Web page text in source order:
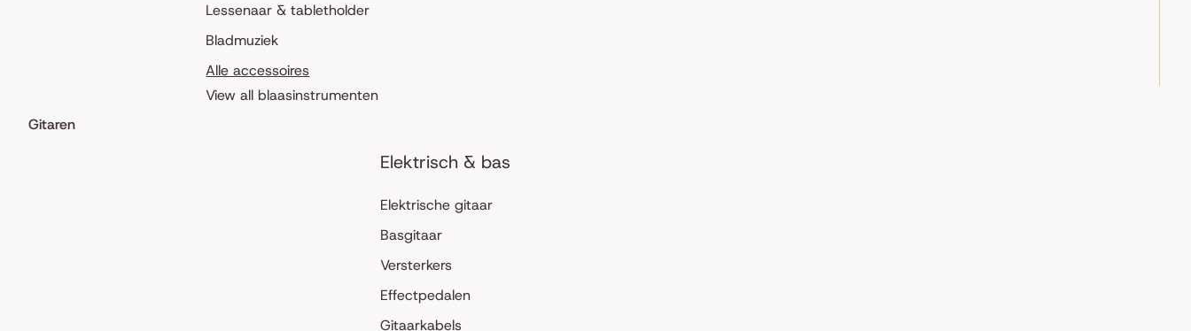
Lessenaar & tabletholder
Bladmuziek
Alle accessoires
View all blaasinstrumenten
Gitaren
Elektrisch & bas
Elektrische gitaar
Basgitaar
Versterkers
Effectpedalen
Gitaarkabels